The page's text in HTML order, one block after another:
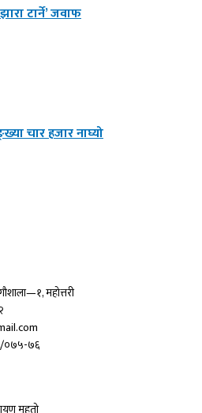
टार्ने’ जवाफ
चार हजार नाघ्यो
महोत्तरी
०७५-७६